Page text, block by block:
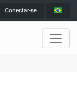
Conectar-se